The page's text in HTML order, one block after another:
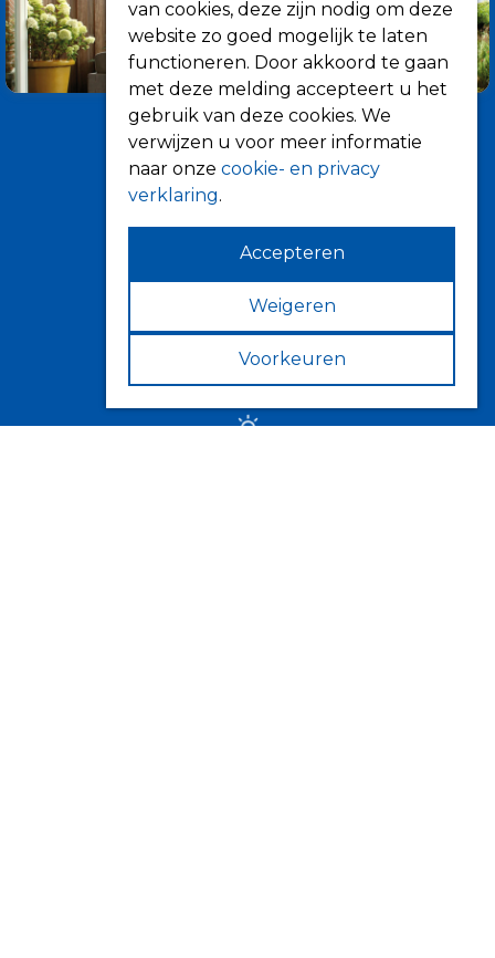
Informatie
Over ons
Tips
Verkooppunten
van cookies, deze zijn nodig om deze
website zo goed mogelijk te laten
functioneren. Door akkoord te gaan
met deze melding accepteert u het
gebruik van deze cookies. We
verwijzen u voor meer informatie
naar onze cookie- en privacy
verklaring.
Accepteren
Weigeren
Voorkeuren